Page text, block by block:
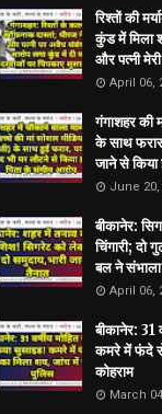
रिश्तों की
कुंड में मिला
और पत्नी
April 06,
गंगाशहर की
के साथ
जाने से किया
June 20,
बीकानेर:
चिंगारी; दो
बल ने संभाला
April 06,
बीकानेर: 31
कमरे में फंदे से
कोहराम
March